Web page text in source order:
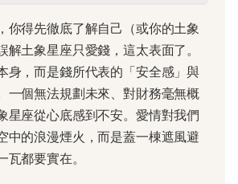
你得先徹底了解自己（或你的土象
解土象星座只愛錢，這太表面了。
身，而是錢所代表的「安全感」與
一個無法規劃未來、對財務毫無概
星座從心底感到不安。愛情對我們
中的浪漫煙火，而是蓋一棟遮風避
都要實在。